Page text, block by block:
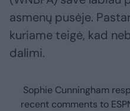
asmenų pusėje.
kuriame teigė, kad
dalimi.
Sophie Cunningham
recent comments to